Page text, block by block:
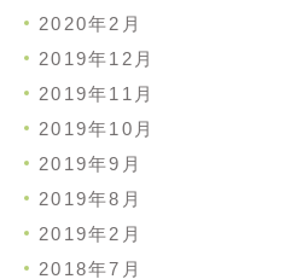
2020年2月
2019年12月
2019年11月
2019年10月
2019年9月
2019年8月
2019年2月
2018年7月